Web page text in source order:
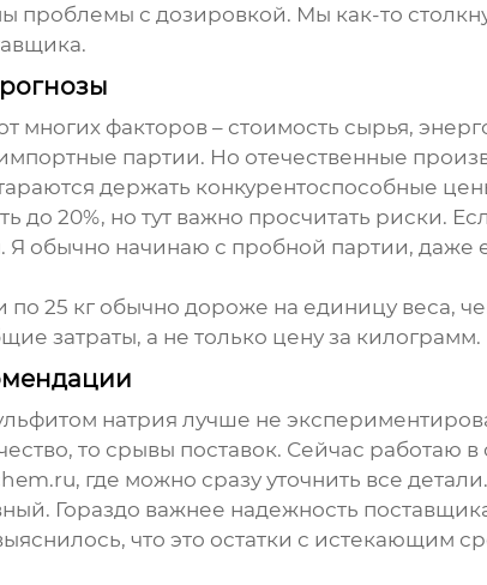
проблемы с дозировкой. Мы как-то
многих факторов – стоимость сырья,
партии. Но отечественные
держать конкурентоспособные
до 20%, но тут важно просчитать риски.
обычно начинаю с пробной партии, даже
25 кг обычно дороже на единицу веса,
затраты, а не только цену за килограмм.
натрия лучше не
то срывы поставок. Сейчас
где можно сразу уточнить все детали.
Гораздо важнее надежность
что это остатки с истекающим